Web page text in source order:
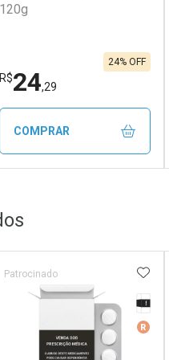
120g
R$24,29
24% OFF
COMPRAR
Menos
Refrigerado
Similar
AOS FAVORITOS
Tarja
Patrocinado